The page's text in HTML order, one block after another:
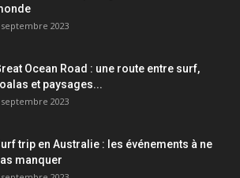
septembre 2023
Ocean Road : une route entre surf,
et paysages...
septembre 2023
trip en Australie : les événements à ne
manquer